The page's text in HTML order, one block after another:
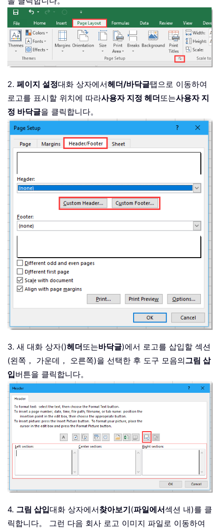
2. 페이지 설정대화 상자에서헤더/바닥글탭으로 이동하여
로고를 표시할 위치에 따라사용자 지정 헤더또는사용자 지
정 바닥글을 클릭합니다。
3. 새 대화 상자()헤더또는바닥글)에서 로고를 삽입할 섹션
(왼쪽， 가운데， 오른쪽)을 선택한 후 도구 모음의그림 삽
입버튼을 클릭합니다。
4. 그림 삽입대화 상자에서찾아보기(파일에서섹션 내)를 클
릭합니다。 그런 다음 회사 로고 이미지 파일로 이동하여